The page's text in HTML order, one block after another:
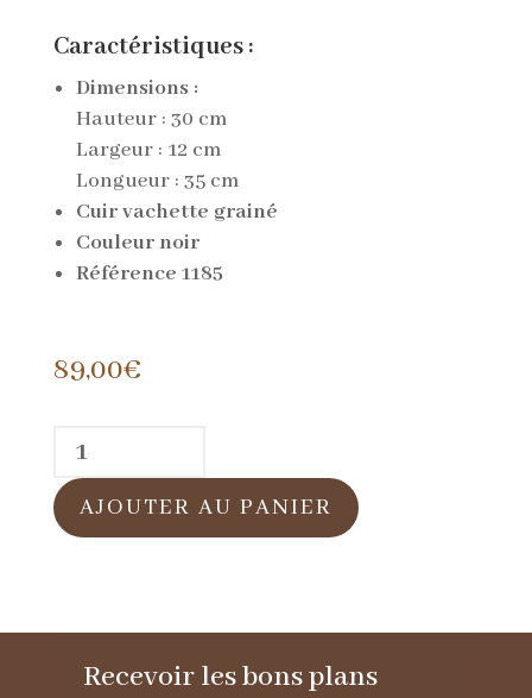
Caractéristiques :
Dimensions :
Hauteur : 30 cm
Largeur : 12 cm
Longueur : 35cm
Cuir vachette grainé
Couleur noir
Référence 1185
89,00€
quantité
de
Sac
cuir
grainé
AJOUTER AU PANIER
Recevoir les bons plans